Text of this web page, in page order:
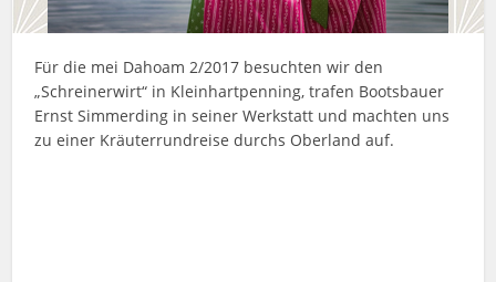
Für die mei Dahoam 2/2017 besuchten wir den
„Schreinerwirt“ in Kleinhartpenning, trafen Bootsbauer
Ernst Simmerding in seiner Werkstatt und machten uns
zu einer Kräuterrundreise durchs Oberland auf.